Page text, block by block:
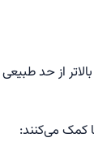
از حد
کمک می‌کنند: